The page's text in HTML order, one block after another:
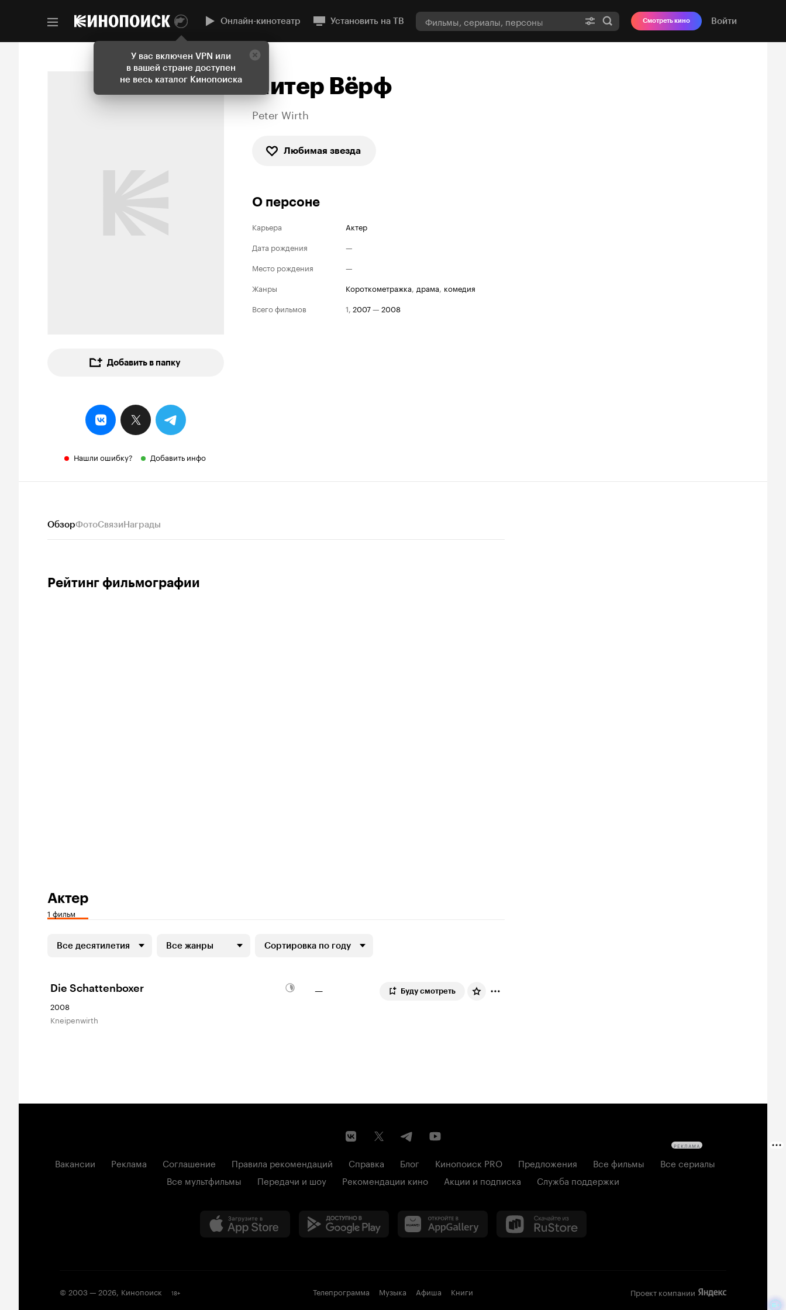
У вас включен VPN или
в вашей стране доступен
не весь каталог Кинопоиска
Онлайн-кинотеатр Установить на ТВ Смотреть кино Войти
Добавить в папку
Нашли ошибку? Добавить инфо
Питер Вёрф
Peter Wirth
Любимая звезда
О персоне
Карьера
Актер
Дата рождения
—
Место рождения
—
Жанры
короткометражка, драма, комедия
Всего фильмов
1, 2007— 2008
ОбзорФотоСвязиНаграды
Рейтинг фильмографии
Актер
1 фильм
Все десятилетия Все жанры Сортировка по году
Die Schattenboxer
2008
Kneipenwirth
— Буду смотреть
Вакансии Реклама Соглашение Правила рекомендаций Справка Блог Кинопоиск PRO Предложения Все фильмы
Все сериалы
Все мультфильмы
Передачи и шоу Рекомендации кино Акции и подписка Служба поддержки
© 2003 —2026, Кинопоиск 18+ Телепрограмма Музыка Афиша Книги Проект компании
РЕКЛАМА